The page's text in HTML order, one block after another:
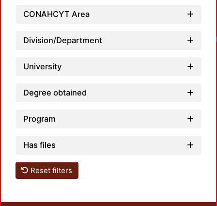
CONAHCYT Area
Division/Department
University
Degree obtained
Program
Has files
Reset filters